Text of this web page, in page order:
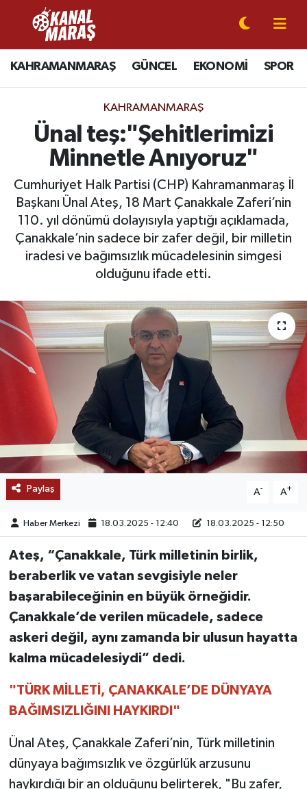
KAHRAMANMARAŞ GÜNCEL EKONOMİ SPOR
KAHRAMANMARAŞ
Ünal teş:"Şehitlerimizi
Minnetle Anıyoruz"
Cumhuriyet Halk Partisi (CHP) Kahramanmaraş İl
Başkanı Ünal Ateş, 18 Mart Çanakkale Zaferi’nin
110. yıl dönümü dolayısıyla yaptığı açıklamada,
Çanakkale’nin sadece bir zafer değil, bir milletin
iradesi ve bağımsızlık mücadelesinin simgesi
olduğunu ifade etti.
Paylaş A- A+
Haber Merkezi 18.03.2025 - 12:40 18.03.2025 - 12:50
Ateş, “Çanakkale, Türk milletinin birlik,
beraberlik ve vatan sevgisiyle neler
başarabileceğinin en büyük örneğidir.
Çanakkale’de verilen mücadele, sadece
askeri değil, aynı zamanda bir ulusun hayatta
kalma mücadelesiydi” dedi.
"TÜRK MİLLETİ, ÇANAKKALE’DE DÜNYAYA
BAĞIMSIZLIĞINI HAYKIRDI"
Ünal Ateş, Çanakkale Zaferi’nin, Türk milletinin
dünyaya bağımsızlık ve özgürlük arzusunu
haykırdığı bir an olduğunu belirterek, "Bu zafer,
CANLI YAYIN
KAHRAMANMARAŞ
GÜNCEL
SPOR
SİYASET
EKONOMİ
GÜNDEM
SAĞLIK
EĞİTİM
BÖLGE
KEŞFET
POPÜLER
TREND
MEDYA
OTOMOTİV
TEKNOLOJİ
YAŞAM
KÜLTÜR SANAT
Kahramanmaraş Nöbetçi Eczaneler
Kahramanmaraş Hava Durumu
Kahramanmaraş Namaz Vakitleri
Kahramanmaraş Trafik Yoğunluk Haritası
Süper Lig Puan Durumu ve Fikstür
Tüm Manşetler
Son Dakika Haberleri